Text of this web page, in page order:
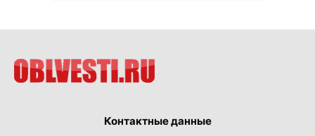
Контактные данные